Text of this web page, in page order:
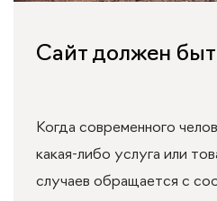
Сайт должен
Когда современного
какая-либо услуга или
случаев обращается с